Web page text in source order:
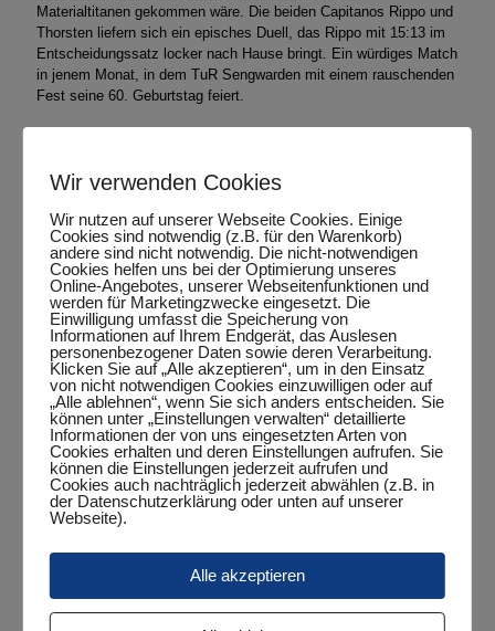
Materialtitanen gekommen wäre. Die beiden Capitanos Rippo und
Thorsten liefern sich ein episches Duell, das Rippo mit 15:13 im
Entscheidungssatz locker nach Hause bringt. Ein würdiges Match
in jenem Monat, in dem TuR Sengwarden mit einem rauschenden
Fest seine 60. Geburtstag feiert.
spielt, erlebt Dette die erste sportliche Krise seiner langen
Karriere. Er opfert mit Tränen in den Augen seinen chinesischen
Wunderbelag „Blütenkirsche“ und stellt auf den Belag „National
Hero“ um. 12:1-Sätze später hat der National Hero seine hohen
Investitionskosten von zwei Euro mehr bereits wieder eingespielt
November
Unsere Hallenuhr zeigt einen unerwarteten emotionalen Ausbruch,
nachdem sie aus taktischen Gründen für die Rückrunde in der 3.
Herren mit Sperrvermerkt aufgestellt wurde. Rippo kann sie als
Mannschaftsführer nicht mehr emotional auffange, so dass sie
ein paar Minuten stehen bleibt, um dann gemeinerweise einfach
weiterzulaufen. Seitdem müssen alle Spieler beim Blick auf die
Dezember
Wir verwenden Cookies
Wir nutzen auf unserer Webseite Cookies. Einige
Cookies sind notwendig (z.B. für den Warenkorb)
andere sind nicht notwendig. Die nicht-notwendigen
Cookies helfen uns bei der Optimierung unseres
Online-Angebotes, unserer Webseitenfunktionen und
werden für Marketingzwecke eingesetzt. Die
Einwilligung umfasst die Speicherung von
Informationen auf Ihrem Endgerät, das Auslesen
personenbezogener Daten sowie deren Verarbeitung.
Klicken Sie auf „Alle akzeptieren“, um in den Einsatz
von nicht notwendigen Cookies einzuwilligen oder auf
„Alle ablehnen“, wenn Sie sich anders entscheiden. Sie
können unter „Einstellungen verwalten“ detaillierte
Informationen der von uns eingesetzten Arten von
Cookies erhalten und deren Einstellungen aufrufen. Sie
können die Einstellungen jederzeit aufrufen und
Cookies auch nachträglich jederzeit abwählen (z.B. in
der Datenschutzerklärung oder unten auf unserer
Webseite).
Alle akzeptieren